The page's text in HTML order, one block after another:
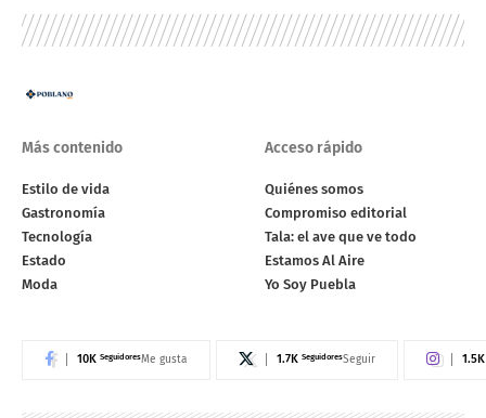
Más contenido
Estilo de vida
Gastronomía
Tecnología
Estado
Moda
Acceso rápido
Quiénes somos
Compromiso editorial
Tala: el ave que ve todo
Estamos Al Aire
Yo Soy Puebla
10K SeguidoresMe gusta 1.7K SeguidoresSeguir 1.5K